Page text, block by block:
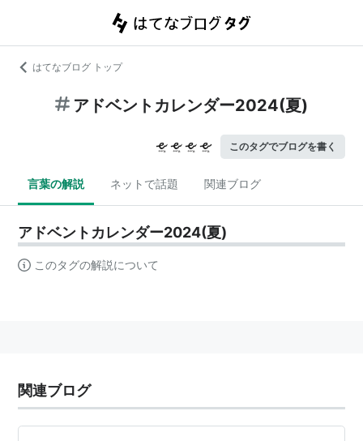
はてなブログ トップ
アドベントカレンダー2024(夏)
このタグでブログを書く
言葉の解説 ネットで話題 関連ブログ
アドベントカレンダー2024(夏)
このタグの解説について
関連ブログ